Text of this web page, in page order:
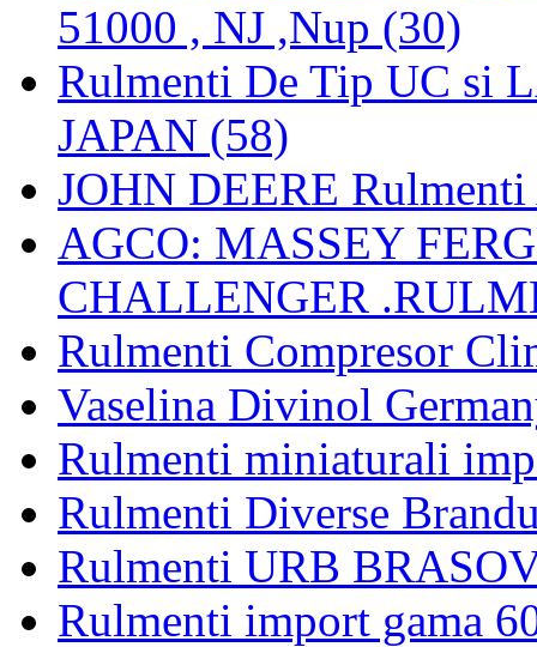
51000 , NJ ,Nup (30)
Rulmenti De Tip UC si
JAPAN (58)
JOHN DEERE
AGCO: MASSEY
CHALLENGER
Rulmenti Compresor
Vaselina Divinol
Rulmenti miniaturali
Rulmenti Diverse
Rulmenti URB
Rulmenti import gama